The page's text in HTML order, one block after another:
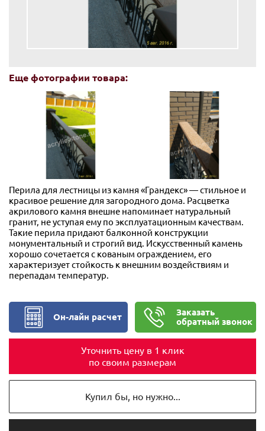
Еще фотографии товара:
Перила для лестницы из камня «Грандекс» — стильное и
красивое решение для загородного дома. Расцветка
акрилового камня внешне напоминает натуральный
гранит, не уступая ему по эксплуатационным качествам.
Такие перила придают балконной конструкции
монументальный и строгий вид. Искусственный камень
хорошо сочетается с кованым ограждением, его
характеризует стойкость к внешним воздействиям и
перепадам температур.
Он-лайн расчет
Заказать
обратный звонок
Уточнить цену в 1 клик
по своим размерам
Купил бы, но нужно...